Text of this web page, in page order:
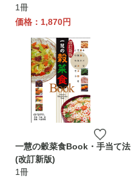
1冊
価格：1,870円
一慧の穀菜食Book・手当て法
(改訂新版)
1冊